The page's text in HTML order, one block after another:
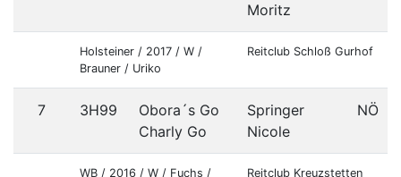
Moritz
Holsteiner / 2017 / W /
Brauner / Uriko
Reitclub Schloß Gurhof
7 3H99
Obora´s Go
Charly Go
Springer
Nicole
NÖ
WB / 2016 / W / Fuchs /
Reitclub Kreuzstetten